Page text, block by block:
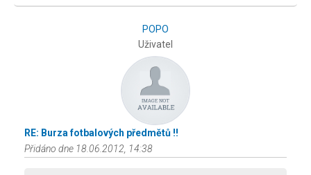
POPO
Uživatel
RE: Burza fotbalových předmětů !!
Přidáno dne 18.06.2012, 14:38